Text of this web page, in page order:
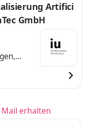
Artifici
GmbH
erhalten